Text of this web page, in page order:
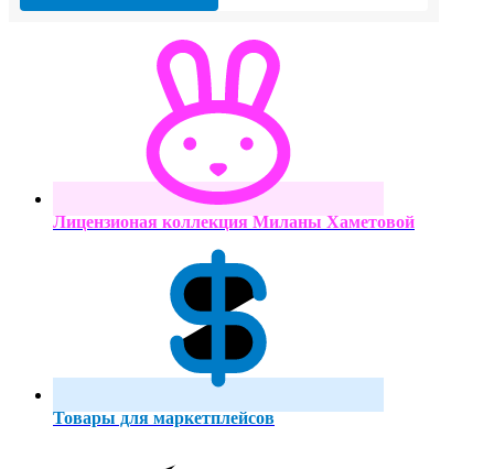
Лицензионая коллекция Миланы Хаметовой
Товары для маркетплейсов